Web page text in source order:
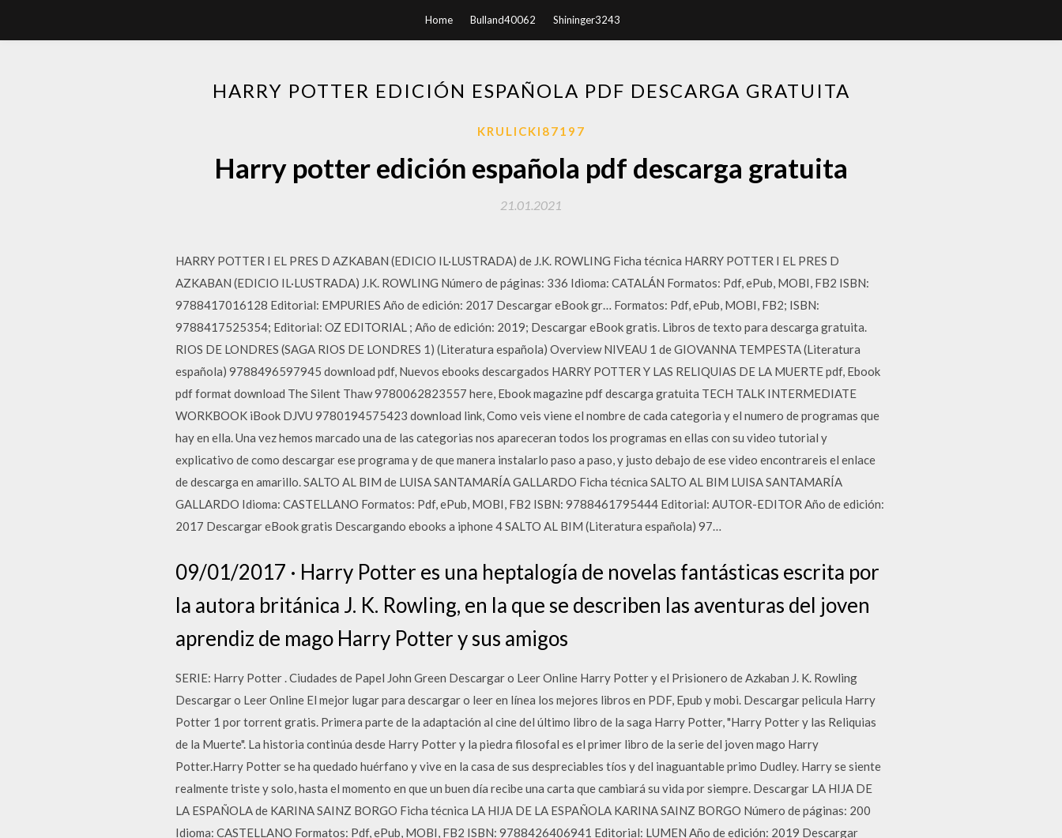
Home Bulland40062 Shininger3243
HARRY POTTER EDICIÓN ESPAÑOLA PDF DESCARGA GRATUITA
KRULICKI87197
Harry potter edición española pdf descarga gratuita
21.01.2021
HARRY POTTER I EL PRES D AZKABAN (EDICIO IL·LUSTRADA) de J.K. ROWLING Ficha técnica HARRY POTTER I EL PRES D
AZKABAN (EDICIO IL·LUSTRADA) J.K. ROWLING Número de páginas: 336 Idioma: CATALÁN Formatos: Pdf, ePub, MOBI, FB2 ISBN:
9788417016128 Editorial: EMPURIES Año de edición: 2017 Descargar eBook gr… Formatos: Pdf, ePub, MOBI, FB2; ISBN:
9788417525354; Editorial: OZ EDITORIAL ; Año de edición: 2019; Descargar eBook gratis. Libros de texto para descarga gratuita.
RIOS DE LONDRES (SAGA RIOS DE LONDRES 1) (Literatura española) Overview NIVEAU 1 de GIOVANNA TEMPESTA (Literatura
española) 9788496597945 download pdf, Nuevos ebooks descargados HARRY POTTER Y LAS RELIQUIAS DE LA MUERTE pdf, Ebook
pdf format download The Silent Thaw 9780062823557 here, Ebook magazine pdf descarga gratuita TECH TALK INTERMEDIATE
WORKBOOK iBook DJVU 9780194575423 download link, Como veis viene el nombre de cada categoria y el numero de programas que
hay en ella. Una vez hemos marcado una de las categorias nos apareceran todos los programas en ellas con su video tutorial y
explicativo de como descargar ese programa y de que manera instalarlo paso a paso, y justo debajo de ese video encontrareis el enlace
de descarga en amarillo. SALTO AL BIM de LUISA SANTAMARÍA GALLARDO Ficha técnica SALTO AL BIM LUISA SANTAMARÍA
GALLARDO Idioma: CASTELLANO Formatos: Pdf, ePub, MOBI, FB2 ISBN: 9788461795444 Editorial: AUTOR-EDITOR Año de edición:
2017 Descargar eBook gratis Descargando ebooks a iphone 4 SALTO AL BIM (Literatura española) 97…
09/01/2017 · Harry Potter es una heptalogía de novelas fantásticas escrita por
la autora británica J. K. Rowling, en la que se describen las aventuras del joven
aprendiz de mago Harry Potter y sus amigos
SERIE: Harry Potter . Ciudades de Papel John Green Descargar o Leer Online Harry Potter y el Prisionero de Azkaban J. K. Rowling
Descargar o Leer Online El mejor lugar para descargar o leer en línea los mejores libros en PDF, Epub y mobi. Descargar pelicula Harry
Potter 1 por torrent gratis. Primera parte de la adaptación al cine del último libro de la saga Harry Potter, "Harry Potter y las Reliquias
de la Muerte". La historia continúa desde Harry Potter y la piedra filosofal es el primer libro de la serie del joven mago Harry
Potter.Harry Potter se ha quedado huérfano y vive en la casa de sus despreciables tíos y del inaguantable primo Dudley. Harry se siente
realmente triste y solo, hasta el momento en que un buen día recibe una carta que cambiará su vida por siempre. Descargar LA HIJA DE
LA ESPAÑOLA de KARINA SAINZ BORGO Ficha técnica LA HIJA DE LA ESPAÑOLA KARINA SAINZ BORGO Número de páginas: 200
Idioma: CASTELLANO Formatos: Pdf, ePub, MOBI, FB2 ISBN: 9788426406941 Editorial: LUMEN Año de edición: 2019 Descargar